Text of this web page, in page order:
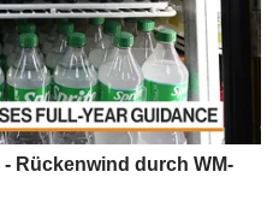
Rückenwind durch WM-